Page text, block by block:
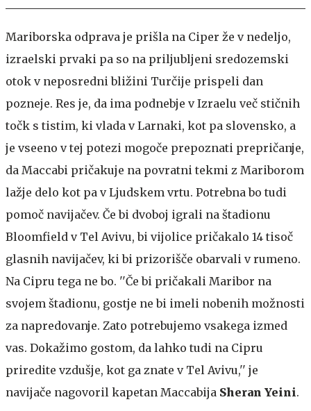
Mariborska odprava je prišla na Ciper že v nedeljo,
izraelski prvaki pa so na priljubljeni sredozemski
otok v neposredni bližini Turčije prispeli dan
pozneje. Res je, da ima podnebje v Izraelu več stičnih
točk s tistim, ki vlada v Larnaki, kot pa slovensko, a
je vseeno v tej potezi mogoče prepoznati prepričanje,
da Maccabi pričakuje na povratni tekmi z Mariborom
lažje delo kot pa v Ljudskem vrtu. Potrebna bo tudi
pomoč navijačev. Če bi dvoboj igrali na štadionu
Bloomfield v Tel Avivu, bi vijolice pričakalo 14 tisoč
glasnih navijačev, ki bi prizorišče obarvali v rumeno.
Na Cipru tega ne bo. ''Če bi pričakali Maribor na
svojem štadionu, gostje ne bi imeli nobenih možnosti
za napredovanje. Zato potrebujemo vsakega izmed
vas. Dokažimo gostom, da lahko tudi na Cipru
priredite vzdušje, kot ga znate v Tel Avivu,'' je
navijače nagovoril kapetan Maccabija Sheran Yeini.